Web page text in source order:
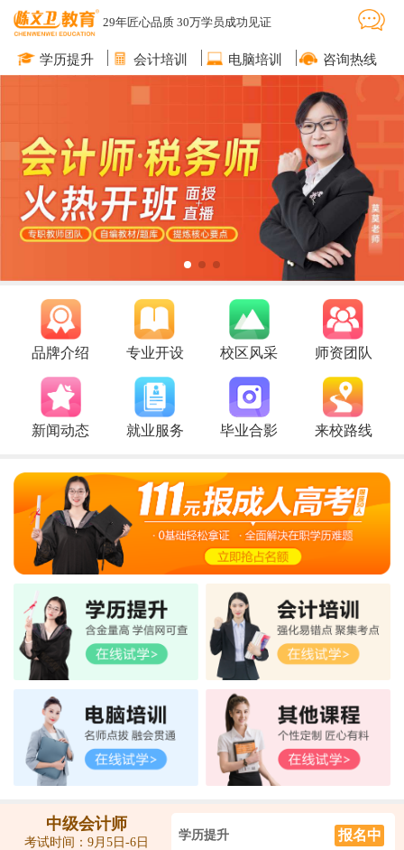
29年匠心品质 30万学员成功见证
学历提升 会计培训 电脑培训 咨询热线
品牌介绍 专业开设 校区风采 师资团队
新闻动态 就业服务 毕业合影 来校路线
中级会计师
考试时间：9月5日-6日
学历提升 报名中